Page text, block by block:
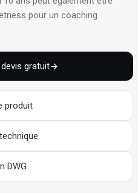
pour un coaching
gratuit
produit
DWG